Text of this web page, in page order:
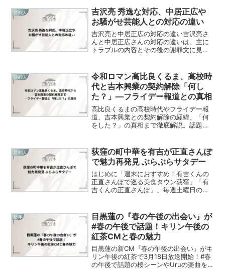
芸能人
吉沢亮 秀逸な対応、中居正広や
お騒がせ芸能人との対応の違い
吉沢亮と中居正広の対応の違い吉沢亮さ
んと中居正広さんの対応の違いは、主に
トラブルの内容とその後の謝罪文に見ら
アミューズが迅速かつ丁寧な謝罪文を発
表しました。この謝罪文は...
芸能人
令和ロマン高比良くるま、高校時
代と吉本興業の契約解除「何し
た？」―フライデー報道との真相
高比良くるまの高校時代やフライデー報
道、吉本興業との契約解除の経緯、「何
をした？」の真相まで徹底解説。話題の
芸能人
荻窪の町中華を有吉が正直さんぽ
で魅力再発見 ぶらぶらサタデー
はじめに「週末におすすめ！有吉くんの
正直さんぽで巡る美食タウン荻窪」「有
吉くんの正直さんぽ」、毎週土曜日の昼
まっています。特に12月28日の放送で
は、荻窪を舞台にした散...
歌手
目黒蓮の『春の午後の出会い』が
#春の午後で話題！キリン午後の
紅茶CMと春の魅力
目黒蓮の新CM『春の午後の出会い』がキ
リン午後の紅茶で3月18日放送開始！#春
の午後で話題の桜シーンやUruの楽曲を